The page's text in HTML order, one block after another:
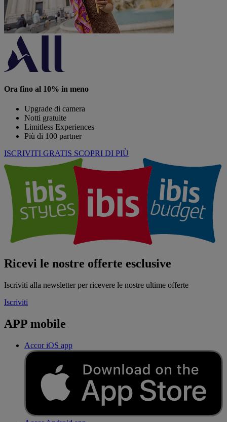
Ora fino al 10% in meno
Upgrade di camera
Notti gratuite
Limitless Experiences
Più di 100 partner
ISCRIVITI GRATIS SCOPRI DI PIÙ
Ricevi le nostre offerte esclusive
Iscriviti alla newsletter per ricevere le nostre ultime offerte
Iscriviti
APP mobile
Accor iOS app